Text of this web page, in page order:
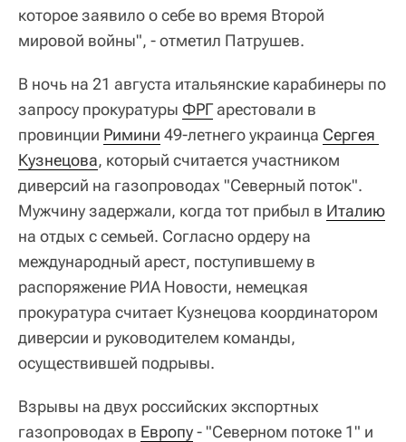
которое заявило о себе во время Второй
мировой войны", - отметил Патрушев.
В ночь на 21 августа итальянские карабинеры по
запросу прокуратуры ФРГарестовали в
провинции Римини 49-летнего украинца Сергея
Кузнецова, который считается участником
диверсий на газопроводах "Северный поток".
Мужчину задержали, когда тот прибыл в Италию
на отдых с семьей. Согласно ордеру на
международный арест, поступившему в
распоряжение РИА Новости, немецкая
прокуратура считает Кузнецова координатором
диверсии и руководителем команды,
осуществившей подрывы.
Взрывы на двух российских экспортных
газопроводах в Европу- "Северном потоке 1" и